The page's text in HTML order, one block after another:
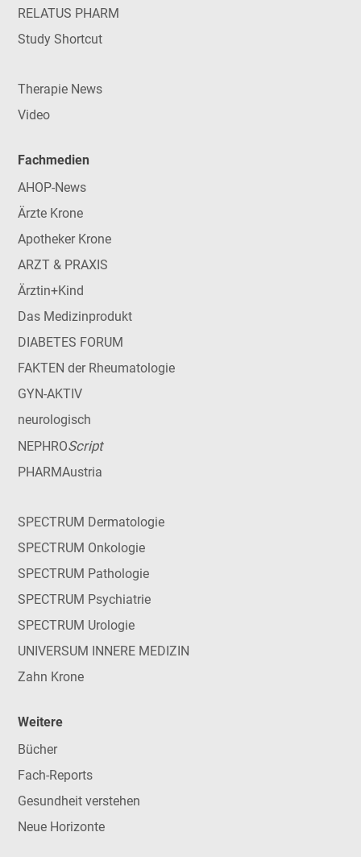
RELATUS PHARM
Study Shortcut
Therapie News
Video
Fachmedien
AHOP-News
Ärzte Krone
Apotheker Krone
ARZT & PRAXIS
Ärztin+Kind
Das Medizinprodukt
DIABETES FORUM
FAKTEN der Rheumatologie
GYN-AKTIV
neurologisch
NEPHROScript
PHARMAustria
SPECTRUM Dermatologie
SPECTRUM Onkologie
SPECTRUM Pathologie
SPECTRUM Psychiatrie
SPECTRUM Urologie
UNIVERSUM INNERE MEDIZIN
Zahn Krone
Weitere
Bücher
Fach-Reports
Gesundheit verstehen
Neue Horizonte